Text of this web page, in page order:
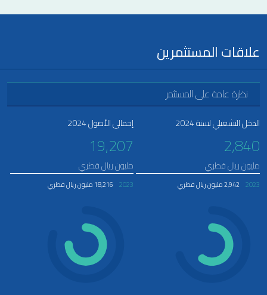
علاقات المستثمرين
نظرة عامة على المستثمر
الدخل التشغيلي لسنة 2024
2,840
مليون ريال قطري
2023 2,942 مليون ريال قطري
إجمالي الأصول 2024
19,207
مليون ريال قطري
2023 18,216 مليون ريال قطري